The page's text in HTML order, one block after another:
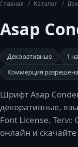
Главная / Каталог /
Asap
Декоративные 1
Коммерция разрешена
Шрифт Asap
декоративные,
Font License. Теги:
онлайн и